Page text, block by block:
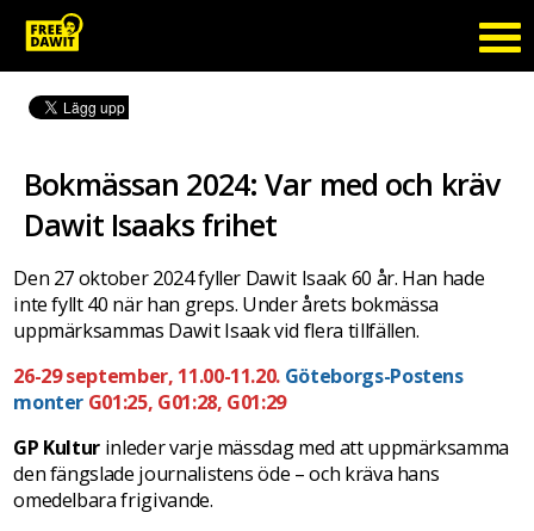
Bokmässan 2024: Var med och kräv
Dawit Isaaks frihet
Den 27 oktober 2024 fyller Dawit Isaak 60 år. Han hade
inte fyllt 40 när han greps. Under årets bokmässa
uppmärksammas Dawit Isaak vid flera tillfällen.
26-29 september, 11.00-11.20. Göteborgs-Postens
monter G01:25, G01:28, G01:29
GP Kultur inleder varje mässdag med att uppmärksamma
den fängslade journalistens öde – och kräva hans
omedelbara frigivande.